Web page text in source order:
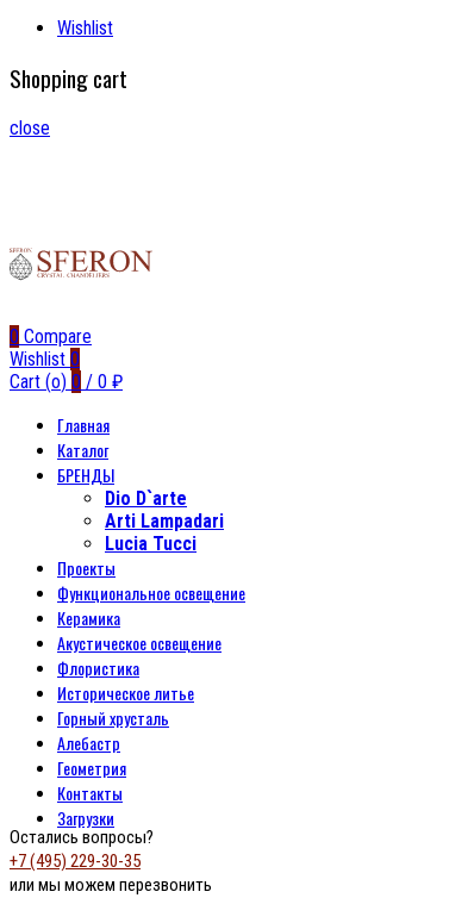
Wishlist
Shopping cart
close
0 Compare
Wishlist 0
Cart (o) 0 / 0 ₽
Главная
Каталог
БРЕНДЫ
Dio D`arte
Arti Lampadari
Lucia Tucci
Проекты
Функциональное освещение
Керамика
Акустическое освещение
Флористика
Историческое литье
Горный хрусталь
Алебастр
Геометрия
Контакты
Загрузки
Остались вопросы?
+7 (495) 229-30-35
или мы можем перезвонить